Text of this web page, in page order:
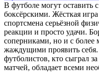
В футболе могут оставить
боксёрскими. Жёсткая
спортсмена серьёзной
реакции и просто удачи.
соперниками, но и с
жаждущими проявить
футболистов, кто сыграл
матчей, обладает всеми